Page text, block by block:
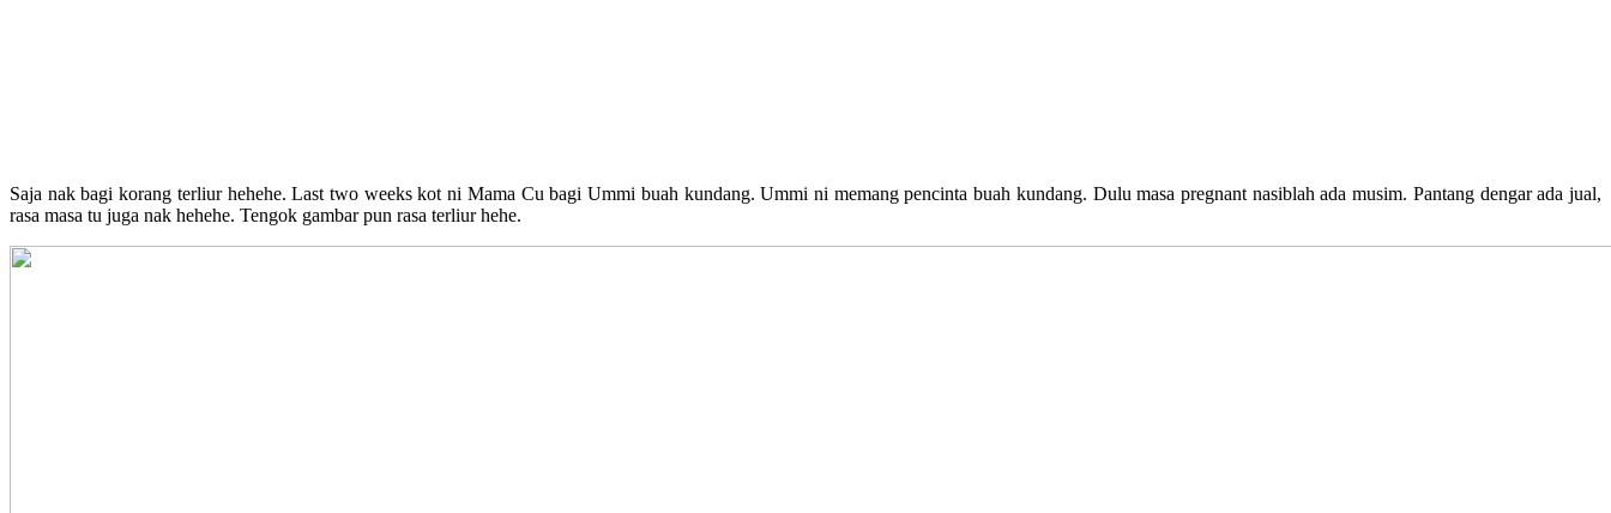
Saja nak bagi korang terliur hehehe. Last two weeks kot ni Mama Cu bagi Ummi buah kundang. Ummi ni memang pencinta buah kundang. Dulu masa pregnant nasiblah ada musim. Pantang dengar ada jual,
rasa masa tu juga nak hehehe. Tengok gambar pun rasa terliur hehe.